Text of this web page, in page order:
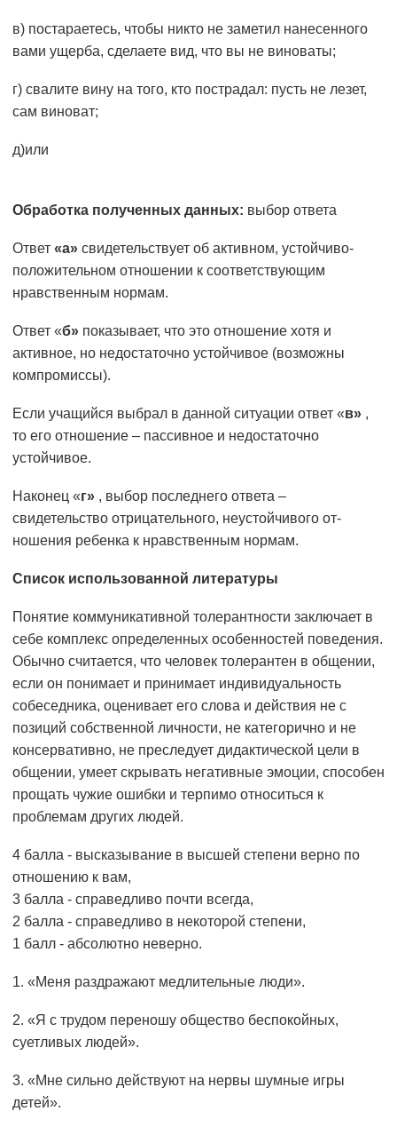
в) постараетесь, чтобы никто не заметил нанесенного
вами ущерба, сделаете вид, что вы не виноваты;
г) свалите вину на того, кто пострадал: пусть не лезет,
сам виноват;
д)или
Обработка полученных данных: выбор ответа
Ответ «а» свидетель­ствует об активном, устойчиво-
положительном отношении к соответствующим
нравственным нормам.
Ответ «б» показы­вает, что это отношение хотя и
активное, но недостаточно устойчивое (возможны
компромиссы).
Если учащийся вы­брал в данной ситуации ответ «в» ,
то его отношение – пассив­ное и недостаточно
устойчивое.
Наконец «г» , выбор последнего ответа –
свидетельство отрицательного, неустойчивого от­
ношения ребенка к нравственным нормам.
Список использованной литературы
Понятие коммуникативной толерантности заключает в
себе комплекс определенных особенностей поведения.
Обычно считается, что человек толерантен в общении,
если он понимает и принимает индивидуальность
собеседника, оценивает его слова и действия не с
позиций собственной личности, не категорично и не
консервативно, не преследует дидактической цели в
общении, умеет скрывать негативные эмоции, способен
прощать чужие ошибки и терпимо относиться к
проблемам других людей.
4 балла - высказывание в высшей степени верно по
отношению к вам,
3 балла - справедливо почти всегда,
2 балла - справедливо в некоторой степени,
1 балл - абсолютно неверно.
1. «Меня раздражают медлительные люди».
2. «Я с трудом переношу общество беспокойных,
суетливых людей».
3. «Мне сильно действуют на нервы шумные игры
детей».